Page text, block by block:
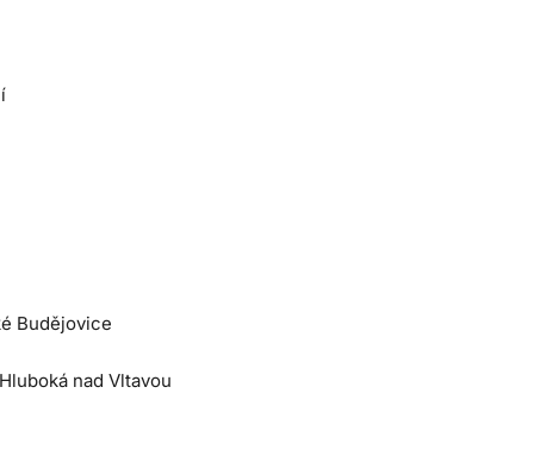
Budějovice
nad Vltavou